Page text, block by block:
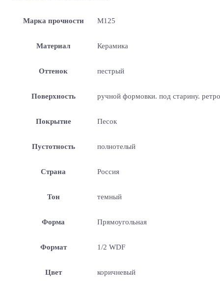
Марка прочности М125
Материал Керамика
Оттенок пестрый
Поверхность ручной формовки. под старину. ретро
Покрытие Песок
Пустотность полнотелый
Страна Россия
Тон темный
Форма Прямоугольная
Формат 1/2 WDF
Цвет коричневый